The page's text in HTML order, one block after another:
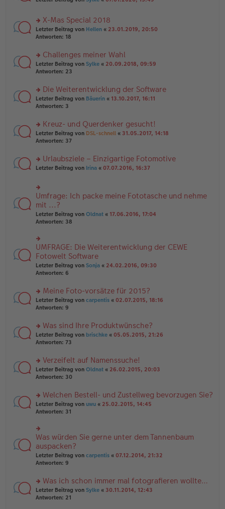
ei
tr
a
g
es
e
n
er
ei
tr
a
u
n
g
es
e
n
er
ei
tr
a
rs
te
n
g
el
e
n
er
tr
a
g
X-Mas Special 2018
Letzter Beitrag von Hellen « 23.01.2019, 20:50
Antworten: 18
rs
te
n
g
el
e
n
er
tr
a
Challenges meiner Wahl
Letzter Beitrag von Sylke « 20.09.2018, 09:59
Antworten: 23
rs
te
n
g
el
e
n
ei
tr
a
g
Die Weiterentwicklung der Software
Letzter Beitrag von Bäuerin « 13.10.2017, 16:11
Antworten: 3
rs
te
n
g
es
e
n
er
B
ei
a
g
Kreuz- und Querdenker gesucht!
Letzter Beitrag von DSL-schnell « 31.05.2017, 14:18
Antworten: 37
rs
u
n
g
el
es
n
er
B
ei
tr
a
Urlaubsziele – Einzigartige Fotomotive
Letzter Beitrag von Irina « 07.07.2016, 16:37
rs
te
r
u
n
el
es
e
n
er
tr
a
g
Umfrage: Ich packe meine Fototasche und nehme
mit ...?
Letzter Beitrag von Oldnat « 17.06.2016, 17:04
Antworten: 38
rs
te
r
u
n
el
es
e
B
ei
tr
g
UMFRAGE: Die Weiterentwicklung der CEWE
Fotowelt Software
Letzter Beitrag von Sonja « 24.02.2016, 09:30
Antworten: 6
rs
te
n
g
el
e
n
er
tr
a
g
Meine Foto-vorsätze für 2015?
Letzter Beitrag von carpentis « 02.07.2015, 18:16
Antworten: 9
rs
te
n
g
el
e
n
er
tr
a
g
Was sind Ihre Produktwünsche?
Letzter Beitrag von brischke « 05.05.2015, 21:26
Antworten: 73
rs
te
n
g
el
e
n
er
B
ei
tr
g
Verzeifelt auf Namenssuche!
Letzter Beitrag von Oldnat « 26.02.2015, 20:03
Antworten: 30
rs
te
u
n
g
el
es
e
er
B
ei
tr
Welchen Bestell- und Zustellweg bevorzugen Sie?
Letzter Beitrag von uwu « 25.02.2015, 14:45
Antworten: 31
rs
te
r
u
n
el
es
e
Was würden Sie gerne unter dem Tannenbaum
auspacken?
Letzter Beitrag von carpentis « 07.12.2014, 21:32
Antworten: 9
rs
te
Was ich schon immer mal fotografieren wollte…
Letzter Beitrag von Sylke « 30.11.2014, 12:43
Antworten: 21